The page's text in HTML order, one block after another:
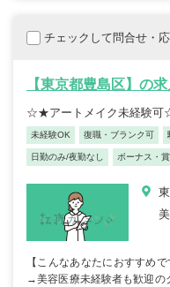
チェックして問合せ・
【東京都豊島区】の
☆★アートメイク未経験可
未経験OK 復職・ブランク可
日勤のみ/夜勤なし ボーナス・
【こんなあなたにおすすめ
→美容医療未経験者も歓迎の